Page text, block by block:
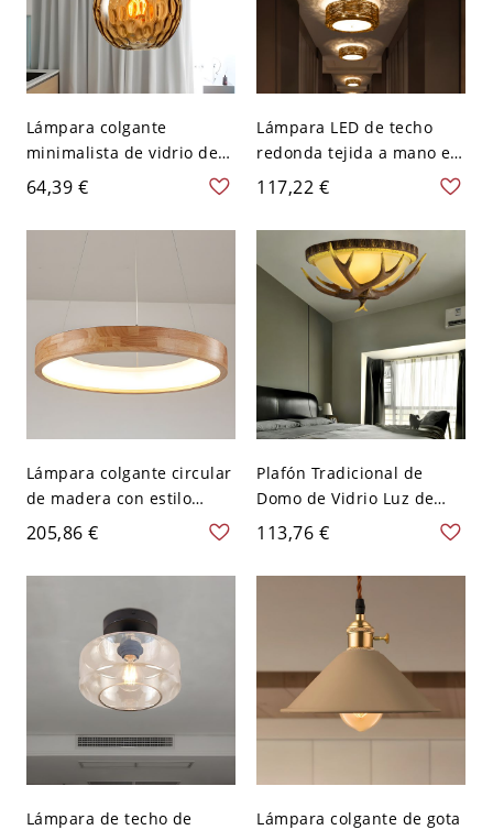
Lámpara colgante
minimalista de vidrio de
agua ámbar con forma de
esfera, 8" de ancho, 1
bombilla, accesorio de
techo para comedor
64,39 €
Lámpara LED de techo
redonda tejida a mano en
estilo asiático de ratán
marrón, de 16" de ancho
117,22 €
Lámpara colgante circular
de madera con estilo
moderno nórdico y LED -
110 A 120 V Redondo
205,86 €
Plafón Tradicional de
Domo de Vidrio Luz de
Techo en Marrón 3
Bombillas con Diseño de
Cuerna de Resina -
Marrón 110 A 120 V 31,75
113,76 €
Lámpara de techo de
Lámpara colgante de gota